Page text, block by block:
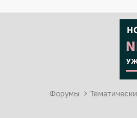
Форумы